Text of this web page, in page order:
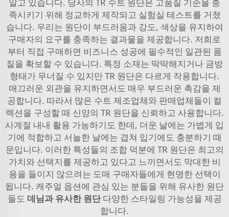
족시키기 위해 정교하게 제작되고 실험실 테스트를 거쳤
습니다. 우리는 원단이 부드러움과 강도, 색상을 유지하여
구매자의 요구를 충족하는 결과물을 제공합니다. 저희로
부터 직접 구매하면 비즈니스 성공에 필수적인 일관된 품
질을 확보할 수 있습니다. 특정 소재는 딱딱해지거나 금방
형태가 무너질 수 있지만 TR 원단은 다르게 작용합니다.
매끄러운 외관을 유지하면서도 매우 부드러운 촉감을 제
공합니다. 따라서 많은 수트 제조업체와 판매업체들이 컬
렉션을 구성할 때 신양의 TR 원단을 신뢰하고 사용합니다.
사계절 내내 활용 가능하기도 한데, 더운 날에는 가볍게 입
기에 적합하고 서늘한 날에는 겹쳐 입기에도 충분하기 때
문입니다. 이러한 특성들의 조합 덕분에 TR 원단은 최고의
가치와 선택지를 제공하고 있다고 느끼면서도 막대한 비
용을 들이지 않으려는 도매 구매자들에게 현명한 선택이
됩니다. 캐주얼 옵션에 관심 있는 분들을 위해 유사한 원단
들도 데님과 유사한 원단다양한 스타일링 가능성을 제공
합니다.